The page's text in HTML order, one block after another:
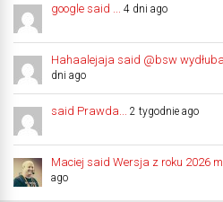
google said ... 4 dni ago
Hahaalejaja said @bsw
dni ago
said Prawda... 2 tygodnie ago
Maciej said Wersja z roku 2026
ago